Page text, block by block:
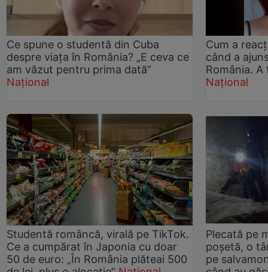
Ce spune o studentă din Cuba
despre viața în România? „E ceva ce
am văzut pentru prima dată”
Național
Cum a
când a
România.
Național
Studentă româncă, virală pe TikTok.
Ce a cumpărat în Japonia cu doar
50 de euro: „În România plăteai 500
Plecată pe
poșetă, o
pe